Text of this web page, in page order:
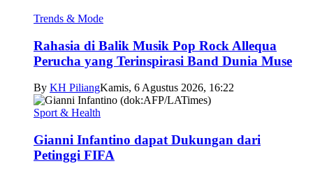
Trends & Mode
Rahasia di Balik Musik Pop Rock Allequa
Perucha yang Terinspirasi Band Dunia Muse
By KH PiliangKamis, 6 Agustus 2026, 16:22
Sport & Health
Gianni Infantino dapat Dukungan dari
Petinggi FIFA